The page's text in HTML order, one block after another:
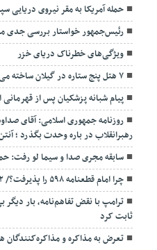
حمله آمریکا به مقر نیروی دریایی
رئیس‌جمهور خواستار بررسی جدی
ویژگی‌های خطرناک دریای خزر
۷ هتل پنج ستاره در گیلان ساخته می‌شود
پیام شبانه پزشکیان پس از قهرمانی
روزنامه جمهوری اسلامی: آقای
رهبرانقلاب در باره وحدت بگذرد ؛
سابقه مجری صدا و سیما لو رفت:
چرا امام قطعنامه ۵۹۸ را پذیرفت؟/ ۲+۴ دلیل
ترامپ با نقض تفاهم‌نامه، بار
ثابت کرد
تعرض به مذاکره و مذاکره‌کنندگان